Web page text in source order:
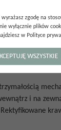
i na
zgodę na
wyłącznie plików
w Polityce
WSZYSTKIE